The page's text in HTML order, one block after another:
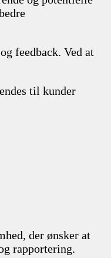
feedback. Ved at
til kunder
der ønsker at
rapportering.